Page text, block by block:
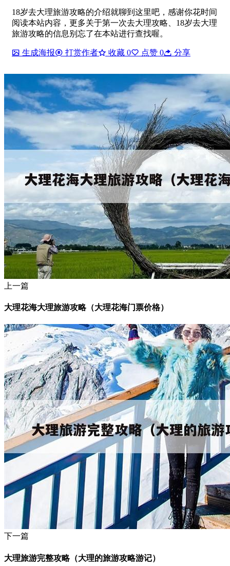
18岁去大理旅游攻略的介绍就聊到这里吧，感谢你花时间
阅读本站内容，更多关于第一次去大理攻略、18岁去大理
旅游攻略的信息别忘了在本站进行查找喔。
生成海报 打赏作者 收藏 0 点赞 0 分享
上一篇
大理花海大理旅游攻略（大理花海门票价格）
下一篇
大理旅游完整攻略（大理的旅游攻略游记）